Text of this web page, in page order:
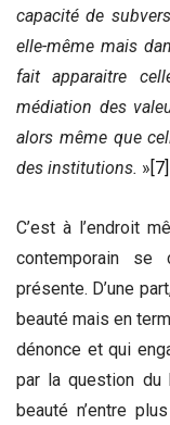
capacité de
elle-même mais
fait apparaitre
médiation des
alors même que
des institutions. »[7]
C’est à l’endroit
contemporain
présente. D’une
beauté mais en
dénonce et qui
par la question
beauté n’entre